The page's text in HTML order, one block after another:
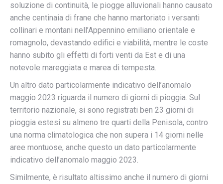
soluzione di continuità, le piogge alluvionali hanno causato
anche centinaia di frane che hanno martoriato i versanti
collinari e montani nell’Appennino emiliano orientale e
romagnolo, devastando edifici e viabilità, mentre le coste
hanno subito gli effetti di forti venti da Est e di una
notevole mareggiata e marea di tempesta.
Un altro dato particolarmente indicativo dell’anomalo
maggio 2023 riguarda il numero di giorni di pioggia. Sul
territorio nazionale, si sono registrati ben 23 giorni di
pioggia estesi su almeno tre quarti della Penisola, contro
una norma climatologica che non supera i 14 giorni nelle
aree montuose, anche questo un dato particolarmente
indicativo dell’anomalo maggio 2023.
Similmente, è risultato altissimo anche il numero di giorni